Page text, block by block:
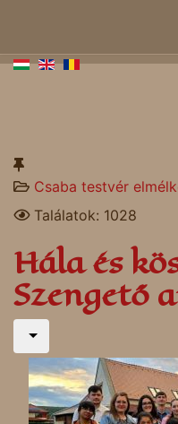
Csaba testvér
Találatok: 1028
Hála és
Szengető